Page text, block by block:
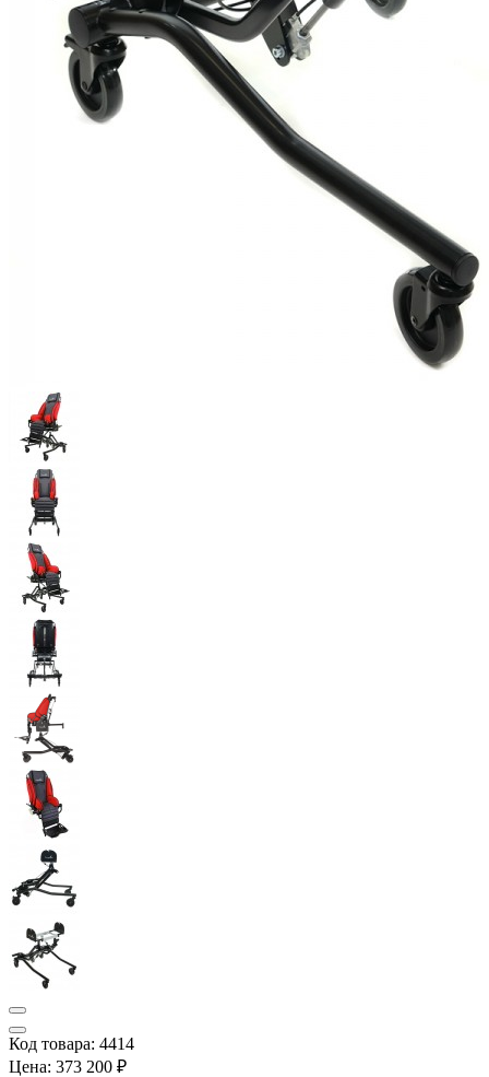
Код товара: 4414
Цена: 373 200 ₽